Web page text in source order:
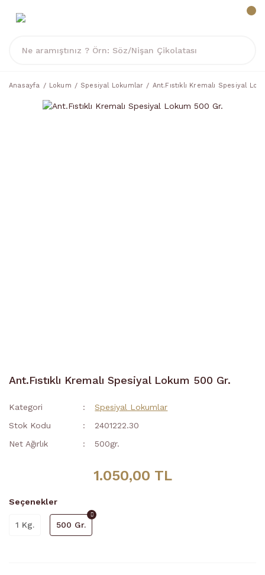
Anasayfa Lokum Spesiyal Lokumlar Ant.Fıstıklı Kremalı Spesiyal
Ant.Fıstıklı Kremalı Spesiyal Lokum 500 Gr.
Kategori
Spesiyal Lokumlar
Stok Kodu
2401222.30
Net Ağırlık
500gr.
1.050,00 TL
Seçenekler
1 Kg. 500 Gr.